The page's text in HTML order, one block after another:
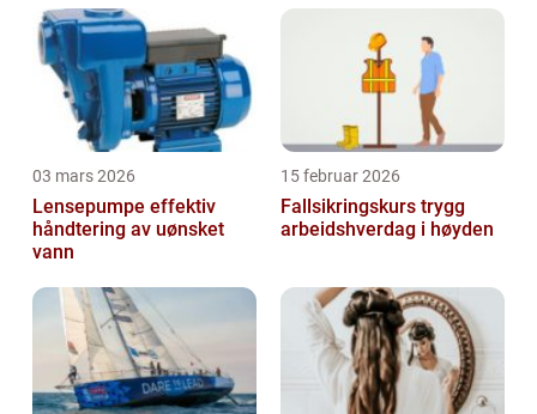
03 mars 2026
Lensepumpe effektiv
håndtering av uønsket
vann
15 februar 2026
Fallsikringskurs trygg
arbeidshverdag i høyden